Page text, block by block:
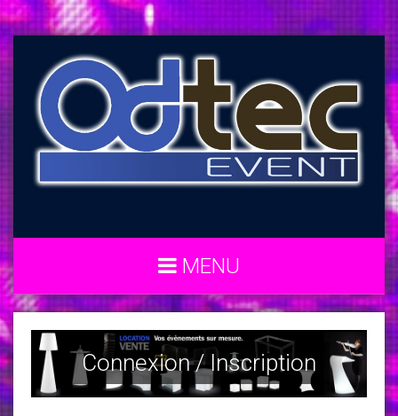
MENU
Connexion / Inscription